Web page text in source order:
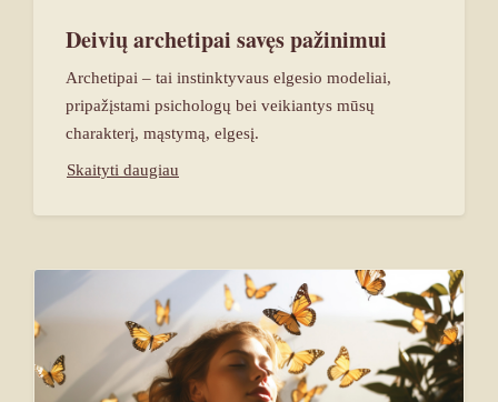
Deivių archetipai savęs pažinimui
Archetipai – tai instinktyvaus elgesio modeliai,
pripažįstami psichologų bei veikiantys mūsų
charakterį, mąstymą, elgesį.
Skaityti daugiau